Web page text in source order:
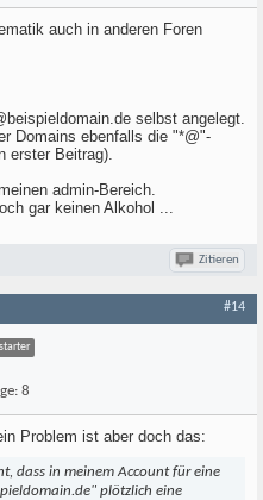
auch in anderen Foren
selbst angelegt.
Domains ebenfalls die "*@"-
erster Beitrag).
admin-Bereich.
gar keinen Alkohol ...
Zitieren
#14
8
Problem ist aber doch das:
dass in meinem Account für eine
plötzlich eine